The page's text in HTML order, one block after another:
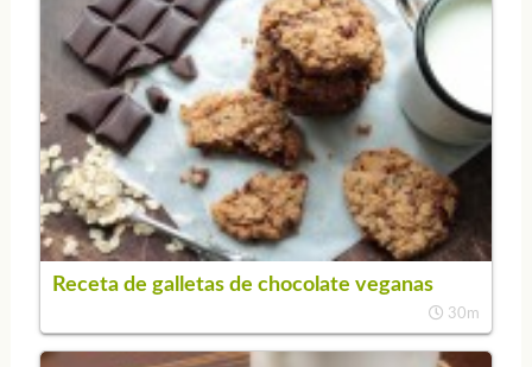
Receta de galletas de chocolate veganas
30m